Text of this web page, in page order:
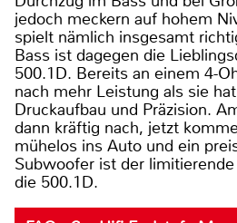
jedoch meckern auf hohem
spielt nämlich insgesamt
Bass ist dagegen die
500.1D. Bereits an einem 4-
nach mehr Leistung als sie
Druckaufbau und Präzision.
dann kräftig nach, jetzt
mühelos ins Auto und ein
Subwoofer ist der
die 500.1D.